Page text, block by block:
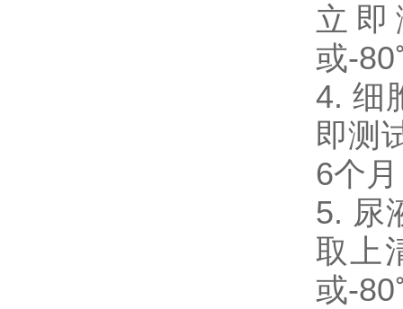
立
或-
4. 细
即测
6个
5. 尿
取上
或-